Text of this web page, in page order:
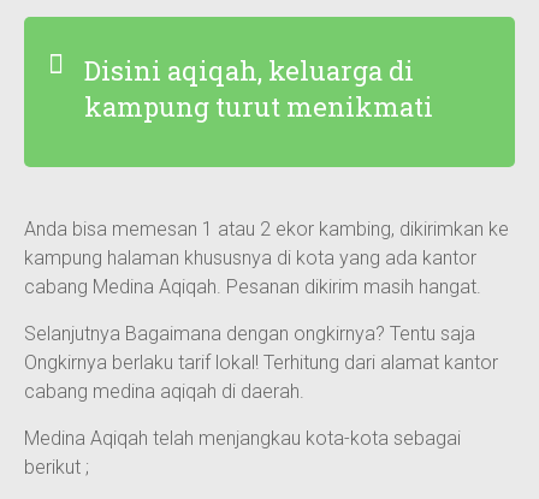
Disini aqiqah, keluarga di
kampung turut menikmati
Anda bisa memesan 1 atau 2 ekor kambing, dikirimkan ke
kampung halaman khususnya di kota yang ada kantor
cabang Medina Aqiqah. Pesanan dikirim masih hangat.
Selanjutnya Bagaimana dengan ongkirnya? Tentu saja
Ongkirnya berlaku tarif lokal! Terhitung dari alamat kantor
cabang medina aqiqah di daerah.
Medina Aqiqah telah menjangkau kota-kota sebagai
berikut ;